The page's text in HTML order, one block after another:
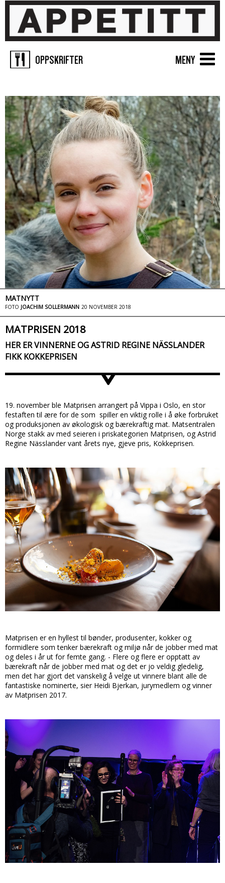
OPPSKRIFTER MENY
MATNYTT
FOTO JOACHIM SOLLERMANN 20 NOVEMBER 2018
MATPRISEN 2018
>
HER ER VINNERNE OG ASTRID REGINE NÄSSLANDER
FIKK KOKKEPRISEN
19. november ble Matprisen arrangert på Vippa i Oslo, en stor
festaften til ære for de som spiller en viktig rolle i å øke forbruket
og produksjonen av økologisk og bærekraftig mat. Matsentralen
Norge stakk av med seieren i priskategorien Matprisen, og Astrid
Regine Nässlander vant årets nye, gjeve pris, Kokkeprisen.
Matprisen er en hyllest til bønder, produsenter, kokker og
formidlere som tenker bærekraft og miljø når de jobber med mat
og deles i år ut for femte gang. - Flere og flere er opptatt av
bærekraft når de jobber med mat og det er jo veldig gledelig,
men det har gjort det vanskelig å velge ut vinnere blant alle de
fantastiske nominerte, sier Heidi Bjerkan, jurymedlem og vinner
av Matprisen 2017.